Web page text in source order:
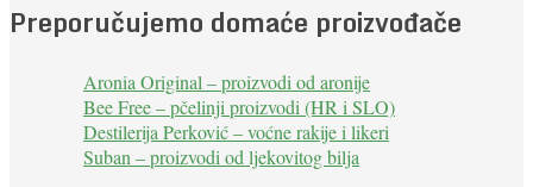
Preporučujemo domaće proizvođače
Aronia Original – proizvodi od aronije
Bee Free – pčelinji proizvodi (HR i SLO)
Destilerija Perković – voćne rakije i likeri
Suban – proizvodi od ljekovitog bilja